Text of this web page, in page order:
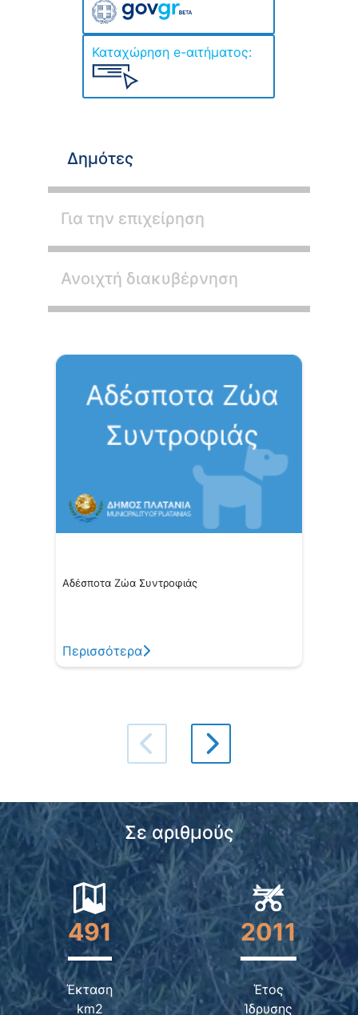
Καταχώρηση e-αιτήματος:
Δημότες
Για την επιχείρηση
Ανοιχτή διακυβέρνηση
Αδέσποτα Ζώα Συντροφιάς
Περισσότερα
Σε αριθμούς
491
Έκταση
km2
2011
Έτος
Ίδρυσης